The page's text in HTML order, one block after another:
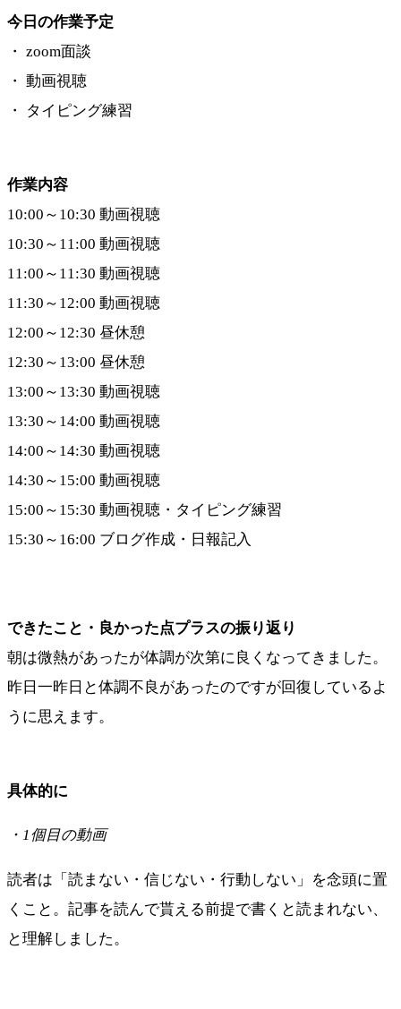
今日の作業予定
・ zoom面談
・ 動画視聴
・ タイピング練習
作業内容
10:00～10:30 動画視聴
10:30～11:00 動画視聴
11:00～11:30 動画視聴
11:30～12:00 動画視聴
12:00～12:30 昼休憩
12:30～13:00 昼休憩
13:00～13:30 動画視聴
13:30～14:00 動画視聴
14:00～14:30 動画視聴
14:30～15:00 動画視聴
15:00～15:30 動画視聴・タイピング練習
15:30～16:00 ブログ作成・日報記入
できたこと・良かった点プラスの振り返り
朝は微熱があったが体調が次第に良くなってきました。
昨日一昨日と体調不良があったのですが回復しているよ
うに思えます。
具体的に
・1個目の動画
読者は「読まない・信じない・行動しない」を念頭に置
くこと。記事を読んで貰える前提で書くと読まれない、
と理解しました。